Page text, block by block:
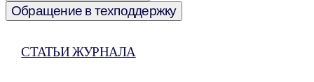
Обращение в техподдержку
СТАТЬИ ЖУРНАЛА